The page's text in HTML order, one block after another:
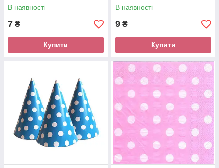
В наявності
7 ₴
Купити
В наявності
9 ₴
Купити